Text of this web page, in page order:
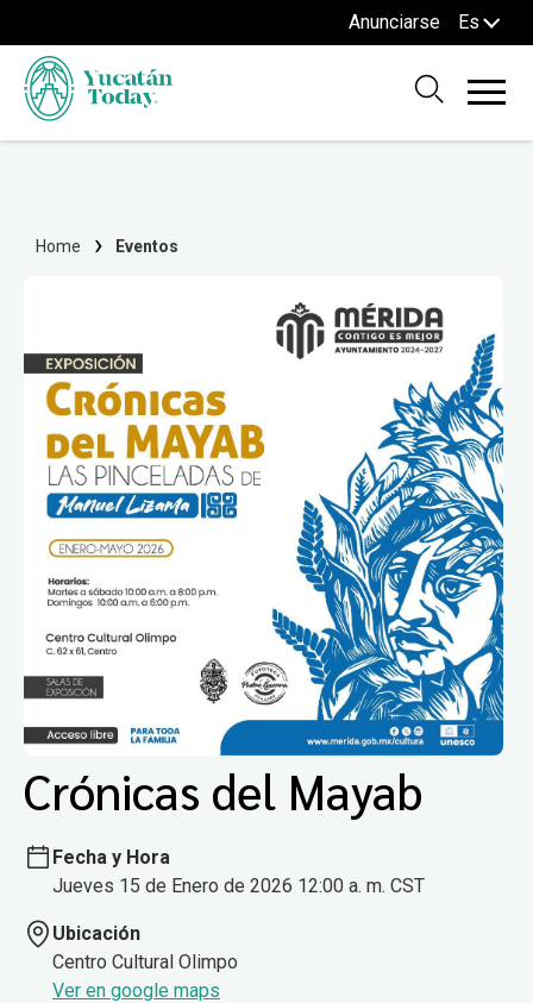
Anunciarse Es
Home Eventos
Crónicas del Mayab
Fecha y Hora
Jueves 15 de Enero de 2026 12:00 a. m. CST
Ubicación
Centro Cultural Olimpo
Ver en google maps